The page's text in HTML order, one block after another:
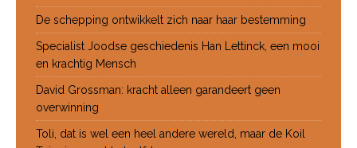
De schepping ontwikkelt zich naar haar bestemming
Specialist Joodse geschiedenis Han Lettinck, een mooi
en krachtig Mensch
David Grossman: kracht alleen garandeert geen
overwinning
Toli, dat is wel een heel andere wereld, maar de Koil